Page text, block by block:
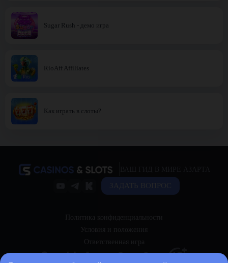
Sugar Rush - демо игра
RioAff Affiliates
Как играть в слоты?
ЗАДАТЬ ВОПРОС
Политика конфиденциальности
Условия и положения
Ответственная игра